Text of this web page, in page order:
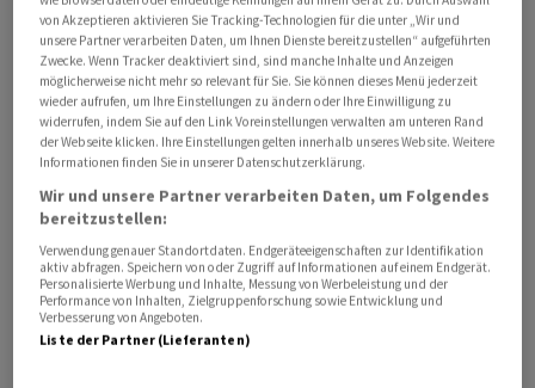
Börse in London um 67 US-Dollar je Feinunze (31,1
Gramm) auf 2308 Dollar. Für Preisdruck sorgte ein
starker US-Arbeitsmarktbericht, der die Spekulation
auf sinkende Zinsen in den USA dämpfte. Zudem kaufte
die chinesische Notenbank weniger Gold.
Die Zentralbank in Peking hat ihre massiven Goldkäufe
der vergangenen Monate im Mai nicht fortgesetzt. Die
Goldreserven des Landes stagnierten im Mai, wie aus
Daten der Notenbank vom Freitag hervorgeht. Damit
hat China erstmals seit Oktober 2022 die Bestände nicht
aufgestockt.
von Akzeptieren aktivieren Sie Tracking-Technologien für die unter „Wir und
unsere Partner verarbeiten Daten, um Ihnen Dienste bereitzustellen“ aufgeführten
Zwecke. Wenn Tracker deaktiviert sind, sind manche Inhalte und Anzeigen
möglicherweise nicht mehr so relevant für Sie. Sie können dieses Menü jederzeit
wieder aufrufen, um Ihre Einstellungen zu ändern oder Ihre Einwilligung zu
widerrufen, indem Sie auf den Link Voreinstellungen verwalten am unteren Rand
der Webseite klicken. Ihre Einstellungen gelten innerhalb unseres Website. Weitere
Informationen finden Sie in unserer Datenschutzerklärung.
Wir und unsere Partner verarbeiten Daten, um Folgendes
bereitzustellen:
Verwendung genauer Standortdaten. Endgeräteeigenschaften zur Identifikation
aktiv abfragen. Speichern von oder Zugriff auf Informationen auf einem Endgerät.
Personalisierte Werbung und Inhalte, Messung von Werbeleistung und der
Performance von Inhalten, Zielgruppenforschung sowie Entwicklung und
Verbesserung von Angeboten.
Liste der Partner (Lieferanten)